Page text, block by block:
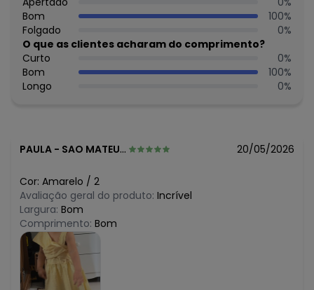
julho/2026
junho/2026 R$ 49,96
maio/2026 R$ 59,97
abril/2026 R$ 59,97
março/2026 R$ 59,97
fevereiro/2026 R$ 59,97
Bom
100%
Folgado
0%
O que as clientes acharam do comprimento?
Curto
0%
Bom
100%
Longo
0%
PAULA - SAO MATEUS - ES 20/05/2026
Cor: Amarelo / 2
Avaliação geral do produto: Incrível
Largura: Bom
Comprimento: Bom